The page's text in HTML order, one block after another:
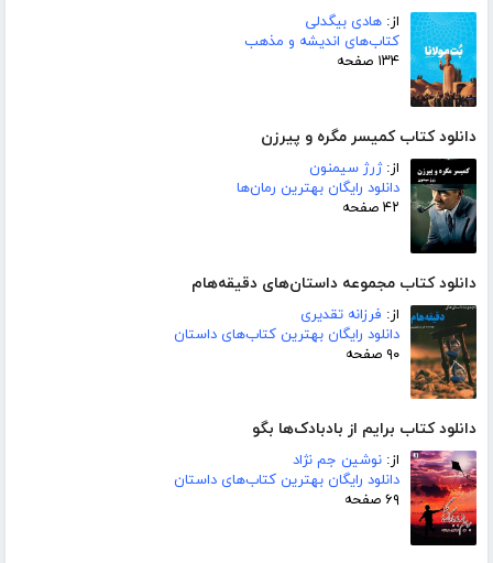
از: هادی بیگدلی
کتاب‌های اندیشه و مذهب
۱۳۴ صفحه
دانلود کتاب کمیسر مگره و پیرزن
از:ژرژ سیمنون
دانلود رایگان بهترین رمان‌ها
۴۲ صفحه
دانلود کتاب مجموعه داستان‌های دقیقه‌هام
از: فرزانه تقدیری
دانلود رایگان بهترین کتاب‌های داستان
۹۰ صفحه
دانلود کتاب برایم از بادبادک‌ها بگو
از: نوشین جم نژاد
دانلود رایگان بهترین کتاب‌های داستان
۶۹ صفحه